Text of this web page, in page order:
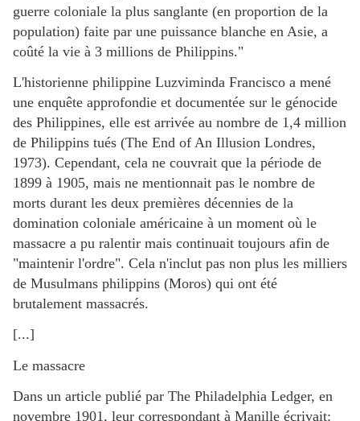
guerre coloniale la plus sanglante (en proportion de la
population) faite par une puissance blanche en Asie, a
coûté la vie à 3 millions de Philippins."
L'historienne philippine Luzviminda Francisco a mené
une enquête approfondie et documentée sur le génocide
des Philippines, elle est arrivée au nombre de 1,4 million
de Philippins tués (The End of An Illusion Londres,
1973). Cependant, cela ne couvrait que la période de
1899 à 1905, mais ne mentionnait pas le nombre de
morts durant les deux premières décennies de la
domination coloniale américaine à un moment où le
massacre a pu ralentir mais continuait toujours afin de
"maintenir l'ordre". Cela n'inclut pas non plus les milliers
de Musulmans philippins (Moros) qui ont été
brutalement massacrés.
[...]
Le massacre
Dans un article publié par The Philadelphia Ledger, en
novembre 1901, leur correspondant à Manille écrivait: